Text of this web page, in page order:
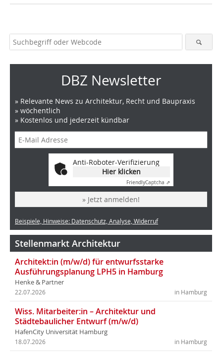
DBZ Newsletter
» Relevante News zu Architektur, Recht und Baupraxis
» wöchentlich
» Kostenlos und jederzeit kündbar
Anti-Roboter-Verifizierung
Hier klicken
FriendlyCaptcha ⇗
» Jetzt anmelden!
Beispiele, Hinweise: Datenschutz, Analyse, Widerruf
Stellenmarkt Architektur
Architekt:in (m/w/d) für entwurfsstarke
Ausführungsplanung LPH5 in Hamburg
Henke & Partner
in Hamburg
22.07.2026
Wiss. Mitarbeiter:in – Architektur und
Städtebaulicher Entwurf (m/w/d)
HafenCity Universität Hamburg
in Hamburg
18.07.2026